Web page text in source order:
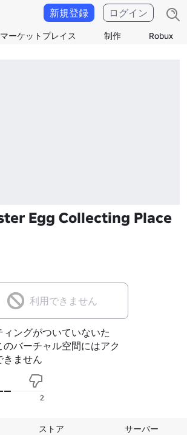
マーケットプレイス 制作 Robux
新規登録 ログイン
Egg Collecting Place
利用できません
ィングがついていないた
のバーチャル空間にはアク
きません
2
ストア サーバー